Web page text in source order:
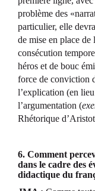
problème des
particulier, elle
de mise en place de
consécution
héros et de bouc
force de conviction
l’explication (en
l’argumentation (
Rhétorique
6. Comment
dans le cadre des
didactique du